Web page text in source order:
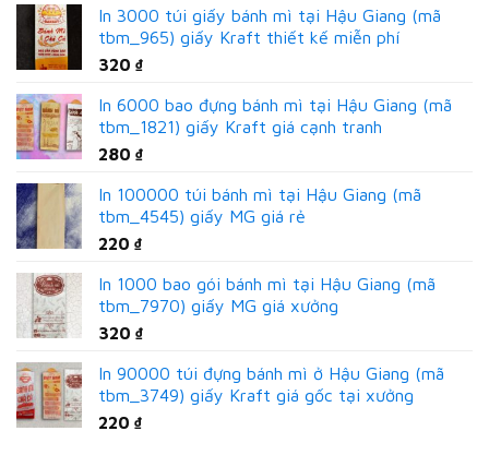
In 3000 túi giấy bánh mì tại Hậu Giang (mã
tbm_965) giấy Kraft thiết kế miễn phí
320 ₫
In 6000 bao đựng bánh mì tại Hậu Giang (mã
tbm_1821) giấy Kraft giá cạnh tranh
280 ₫
In 100000 túi bánh mì tại Hậu Giang (mã
tbm_4545) giấy MG giá rẻ
220 ₫
In 1000 bao gói bánh mì tại Hậu Giang (mã
tbm_7970) giấy MG giá xưởng
320 ₫
In 90000 túi đựng bánh mì ở Hậu Giang (mã
tbm_3749) giấy Kraft giá gốc tại xưởng
220 ₫